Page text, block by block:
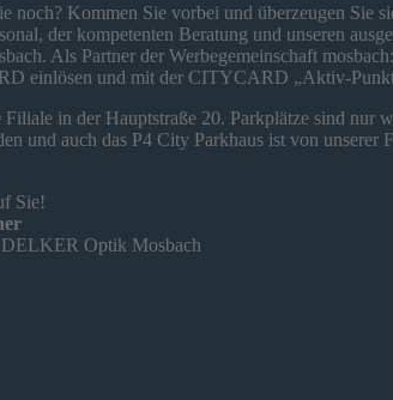
noch? Kommen Sie vorbei und überzeugen Sie
der kompetenten Beratung und unseren
Als Partner der Werbegemeinschaft
einlösen und mit der CITYCARD „Aktiv-
Filiale in der Hauptstraße 20. Parkplätze sind nur
und auch das P4 City Parkhaus ist von unserer
Sie!
DELKER Optik Mosbach